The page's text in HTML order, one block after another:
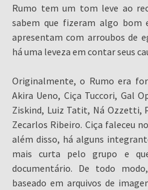
Rumo tem um tom leve ao
sabem que fizeram algo bom
apresentam com arroubos de
há uma leveza em contar seus
Originalmente, o Rumo era
Akira Ueno, Ciça Tuccori, Gal
Ziskind, Luiz Tatit, Ná Ozzetti,
Zecarlos Ribeiro. Ciça faleceu
além disso, há alguns
mais curta pelo grupo e
documentário. De todo
baseado em arquivos de